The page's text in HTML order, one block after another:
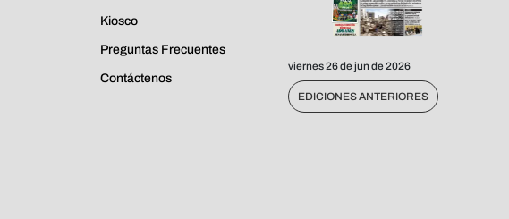
Kiosco
Preguntas Frecuentes
Contáctenos
viernes 26 de jun de 2026
EDICIONES ANTERIORES